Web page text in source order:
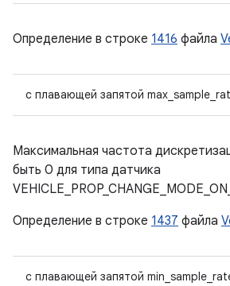
Определение в строке 1416 файла
с плавающей запятой
Максимальная частота
быть 0 для типа датчика
Определение в строке 1437 файла
с плавающей запятой